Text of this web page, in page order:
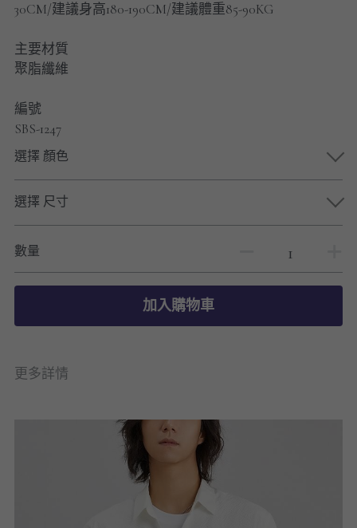
30CM/建議身高180-190CM/建議體重85-90KG
主要材質
聚脂纖維
編號
SBS-1247
選擇 顏色
選擇 尺寸
數量
加入購物車
更多詳情
重磅純色 長袖T-Shirt 系列
重磅純色 衛衣 系列
男士短袖恤衫
限時促銷
男裝